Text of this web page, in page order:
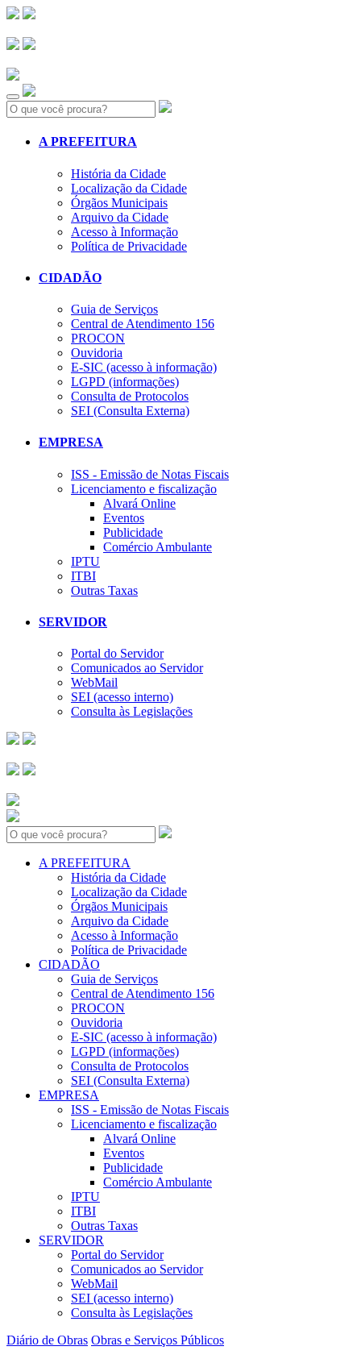
Search:
A PREFEITURA
História da Cidade
Localização da Cidade
Órgãos Municipais
Arquivo da Cidade
Acesso à Informação
Política de Privacidade
CIDADÃO
Guia de Serviços
Central de Atendimento 156
PROCON
Ouvidoria
E-SIC (acesso à informação)
LGPD (informações)
Consulta de Protocolos
SEI (Consulta Externa)
EMPRESA
ISS - Emissão de Notas Fiscais
Licenciamento e fiscalização
Alvará Online
Eventos
Publicidade
Comércio Ambulante
IPTU
ITBI
Outras Taxas
SERVIDOR
Portal do Servidor
Comunicados ao Servidor
WebMail
SEI (acesso interno)
Consulta às Legislações
Search:
A PREFEITURA
História da Cidade
Localização da Cidade
Órgãos Municipais
Arquivo da Cidade
Acesso à Informação
Política de Privacidade
CIDADÃO
Guia de Serviços
Central de Atendimento 156
PROCON
Ouvidoria
E-SIC (acesso à informação)
LGPD (informações)
Consulta de Protocolos
SEI (Consulta Externa)
EMPRESA
ISS - Emissão de Notas Fiscais
Licenciamento e fiscalização
Alvará Online
Eventos
Publicidade
Comércio Ambulante
IPTU
ITBI
Outras Taxas
SERVIDOR
Portal do Servidor
Comunicados ao Servidor
WebMail
SEI (acesso interno)
Consulta às Legislações
Diário de Obras Obras e Serviços Públicos